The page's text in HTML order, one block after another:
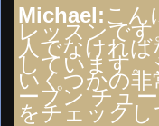
Michael:こん
レッスンで
人でなけれ
しています
いくつかの
ープン チュ
をチェック